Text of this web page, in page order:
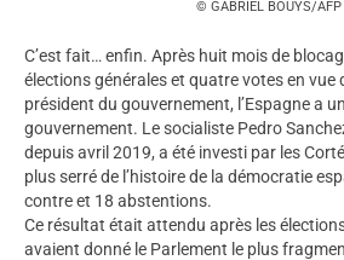
GABRIEL BOUYS/AFP
C’est fait… enfin. Après huit mois de
élections générales et quatre votes en vue
président du gouvernement, l’Espagne a
gouvernement. Le socialiste Pedro
depuis avril 2019, a été investi par les
plus serré de l’histoire de la démocratie
contre et 18 abstentions.
Ce résultat était attendu après les
avaient donné le Parlement le plus